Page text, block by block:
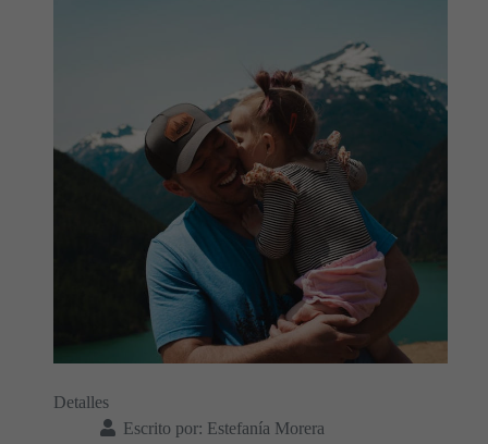
Detalles
Escrito por: Estefanía Morera